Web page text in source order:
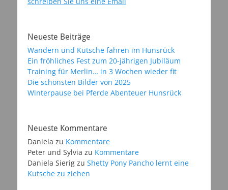
Neueste Beiträge
Wandern und Kutsche fahren im Hunsrück
Ein fröhliches Fest zum 20-jährigen Jubiläum
Training für Merlin… in 3 Wochen wieder fit
Die schönsten Bilder von 2025
Winterpause bei Pferde Abenteuer Hunsrück
Neueste Kommentare
Daniela zu Kommentare
Peter und Sylvia zu Kommentare
Daniela Sierig zu Shetty Pony Pancho lernt eine
Kutsche zu ziehen